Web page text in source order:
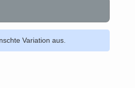
Variation aus.